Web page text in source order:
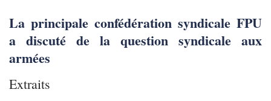
La principale confédération syndicale FPU
a discuté de la question syndicale aux
armées
Extraits